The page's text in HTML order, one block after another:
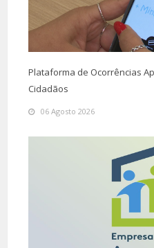
Plataforma de Ocorrências
Cidadãos
06 Agosto 2026